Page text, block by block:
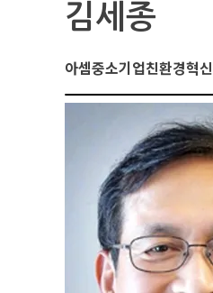
김세종
아셈중소기업친환경혁